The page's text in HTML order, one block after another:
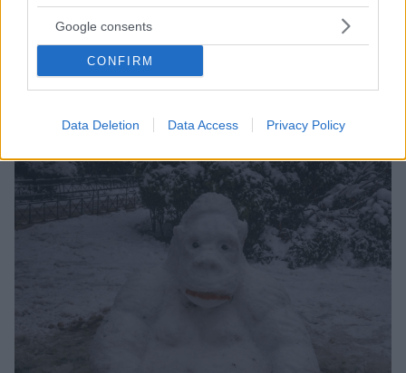
Google consents
CONFIRM
Data Deletion Data Access Privacy Policy
Ιερέας στη Χαλκιδική έφτιαξε χιονάνθρωπο με... ράσα
και μάσκα για τον κορωνοϊό - Δείτε φωτογραφίες
Η κακοκαιρία «Ελπίς» το έστρωσε και ο πάτερ
Νικόλαος το διασκεδάζει